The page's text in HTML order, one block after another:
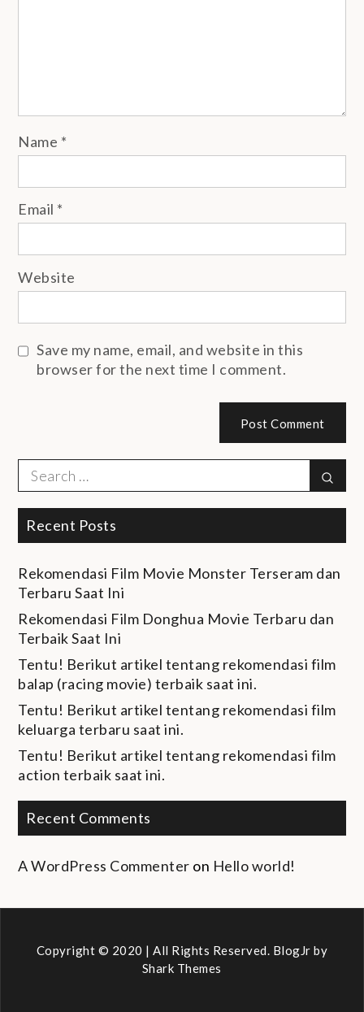
Name *
Email *
Website
Save my name, email, and website in this
browser for the next time I comment.
Search
for:
Recent Posts
Rekomendasi Film Movie Monster Terseram dan
Terbaru Saat Ini
Rekomendasi Film Donghua Movie Terbaru dan
Terbaik Saat Ini
Tentu! Berikut artikel tentang rekomendasi film
balap (racing movie) terbaik saat ini.
Tentu! Berikut artikel tentang rekomendasi film
keluarga terbaru saat ini.
Tentu! Berikut artikel tentang rekomendasi film
action terbaik saat ini.
Recent Comments
A WordPress Commenter on Hello world!
Copyright © 2020 | All Rights Reserved. BlogJr by
Shark Themes